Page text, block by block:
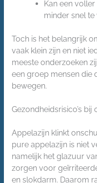
Kan een
minder snel te
Toch is het belangrijk
vaak klein zijn en niet
meeste onderzoeken
een groep mensen die
bewegen.
Gezondheidsrisico’s
Appelazijn klinkt
pure appelazijn is niet
namelijk het glazuur
zorgen voor
en slokdarm. Daarom